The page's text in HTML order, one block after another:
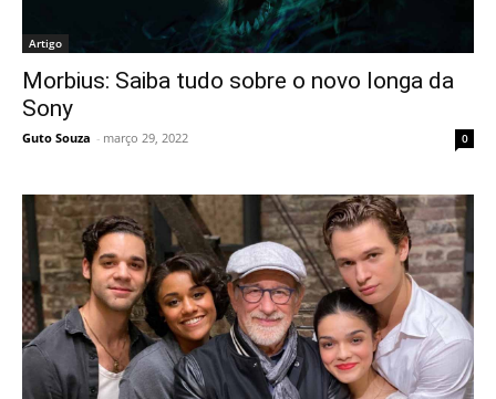
Artigo
Morbius: Saiba tudo sobre o novo longa da
Sony
Guto Souza - março 29, 2022 0